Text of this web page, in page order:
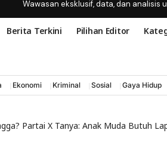
Wawasan eksklusif, data, dan analisis
Berita Terkini Pilihan Editor
Ekonomi Kriminal Sosial Gaya Hidup
Partai X Tanya: Anak Muda Butuh